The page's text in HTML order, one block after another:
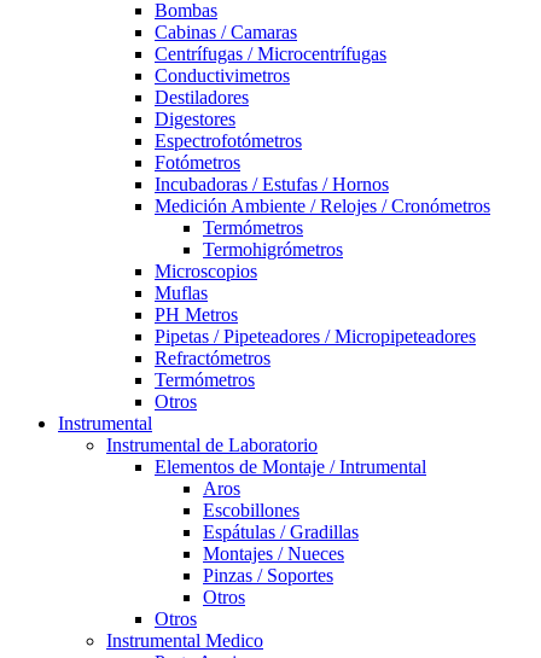
Bombas
Cabinas / Camaras
Centrífugas / Microcentrífugas
Conductivimetros
Destiladores
Digestores
Espectrofotómetros
Fotómetros
Incubadoras / Estufas / Hornos
Medición Ambiente / Relojes / Cronómetros
Termómetros
Termohigrómetros
Microscopios
Muflas
PH Metros
Pipetas / Pipeteadores / Micropipeteadores
Refractómetros
Termómetros
Otros
Instrumental
Instrumental de Laboratorio
Elementos de Montaje / Intrumental
Aros
Escobillones
Espátulas / Gradillas
Montajes / Nueces
Pinzas / Soportes
Otros
Otros
Instrumental Medico